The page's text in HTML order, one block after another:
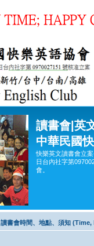
讀書會|英
中華民國
快樂英文讀書會立
日台內社字第
會。
讀書會時間、地點、須知